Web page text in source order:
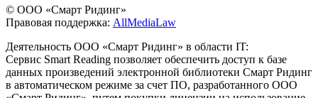
© ООО «Смарт Ридинг»
Правовая поддержка: AllMediaLaw
Деятельность ООО «Смарт Ридинг» в области IT:
Сервис Smart Reading позволяет обеспечить доступ к базе
данных произведений электронной библиотеки Смарт Ридинг
в автоматическом режиме за счет ПО, разработанного ООО